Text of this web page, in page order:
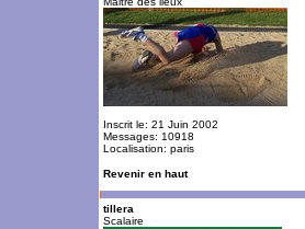
Inscrit le: 21 Juin 2002
Messages: 10918
Localisation: paris
Revenir en haut
tillera
Scalaire